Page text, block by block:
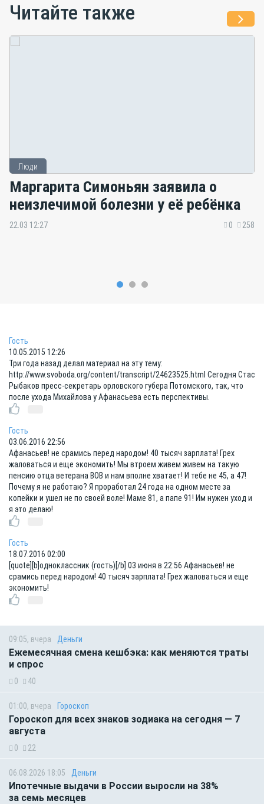
Читайте также
Люди
Маргарита Симоньян заявила о
неизлечимой болезни у её ребёнка
22.03 12:27 0 258
Гость
10.05.2015 12:26
Три года назад делал материал на эту тему:
http://www.svoboda.org/content/transcript/24623525.html Сегодня Стас
Рыбаков пресс-секретарь орловского губера Потомского, так, что
после ухода Михайлова у Афанасьева есть перспективы.
Гость
03.06.2016 22:56
Афанасьев! не срамись перед народом! 40 тысяч зарплата! Грех
жаловаться и еще экономить! Мы втроем живем живем на такую
пенсию отца ветерана ВОВ и нам вполне хватает! И тебе не 45, а 47!
Почему я не работаю? Я проработал 24 года на одном месте за
копейки и ушел не по своей воле! Маме 81, а папе 91! Им нужен уход и
я это делаю!
Гость
18.07.2016 02:00
[quote][b]одноклассник (гость)[/b] 03 июня в 22:56 Афанасьев! не
срамись перед народом! 40 тысяч зарплата! Грех жаловаться и еще
экономить!
09:05, вчера Деньги
Ежемесячная смена кешбэка: как меняются траты
и спрос
0 40
01:00, вчера Гороскоп
Гороскоп для всех знаков зодиака на сегодня — 7
августа
0 22
06.08.2026 18:05 Деньги
Ипотечные выдачи в России выросли на 38%
за семь месяцев